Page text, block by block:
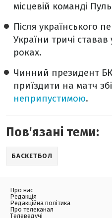
місцевій команді
Після українського
України тричі
роках.
Чинний президент
приїздити на матч
неприпустимою.
Пов'язані теми:
БАСКЕТБОЛ
Про нас
Редакція
Редакційна політика
Про телеканал
Телеведучі